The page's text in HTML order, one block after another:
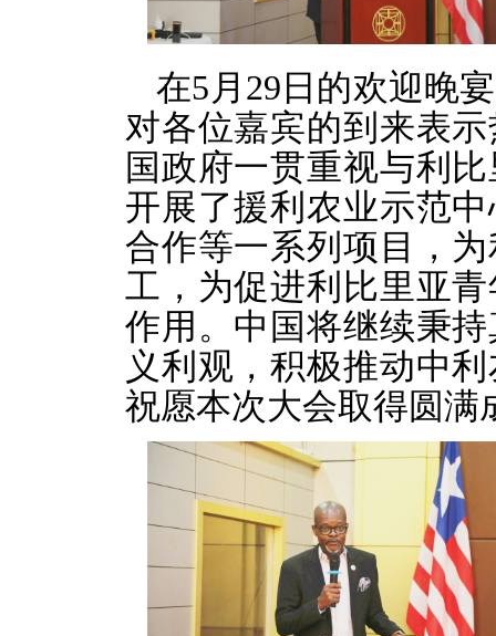
在5月29日的欢迎晚
对各位嘉宾的到来表
国政府一贯重视与利
开展了援利农业示范
合作等一系列项目，
工，为促进利比里亚
作用。中国将继续秉
义利观，积极推动中
祝愿本次大会取得圆满